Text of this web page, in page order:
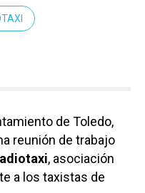
de Toledo,
reunión de trabajo
, asociación
a los taxistas de